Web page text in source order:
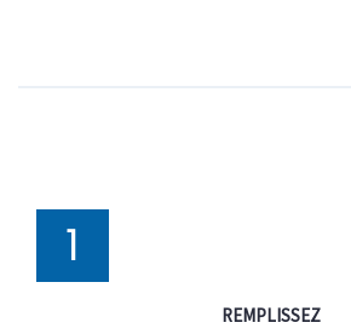
1
REMPLISSEZ